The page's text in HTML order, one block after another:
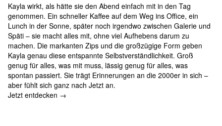
Kayla wirkt, als hätte sie den Abend einfach mit in den Tag
genommen. Ein schneller Kaffee auf dem Weg ins Office, ein
Lunch in der Sonne, später noch irgendwo zwischen Galerie und
Späti – sie macht alles mit, ohne viel Aufhebens darum zu
machen. Die markanten Zips und die großzügige Form geben
Kayla genau diese entspannte Selbstverständlichkeit. Groß
genug für alles, was mit muss, lässig genug für alles, was
spontan passiert. Sie trägt Erinnerungen an die 2000er in sich –
aber fühlt sich ganz nach Jetzt an.
Jetzt entdecken →